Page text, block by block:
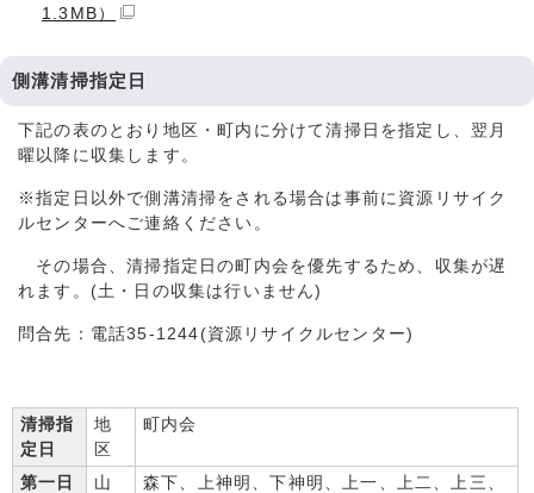
1.3MB）
側溝清掃指定日
下記の表のとおり地区・町内に分けて清掃日を指定し、翌月
曜以降に収集します。
※指定日以外で側溝清掃をされる場合は事前に資源リサイク
ルセンターへご連絡ください。
その場合、清掃指定日の町内会を優先するため、収集が遅
れます。(土・日の収集は行いません)
問合先：電話35-1244(資源リサイクルセンター)
清掃指
定日
地
区
町内会
第一日
山
森下、上神明、下神明、上一、上二、上三、